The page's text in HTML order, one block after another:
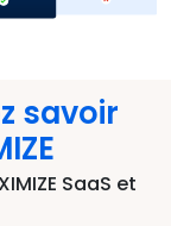
savoir
SaaS et